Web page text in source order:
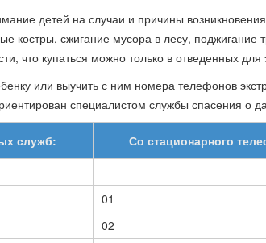
детей на случаи и причины
костры, сжигание мусора в лесу, поджигание
что купаться можно только в отведенных для
или выучить с ним номера телефонов
специалистом службы спасения о
служб: Со стационарного
01
02